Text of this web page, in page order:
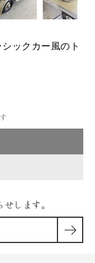
ックカー風のト
します。